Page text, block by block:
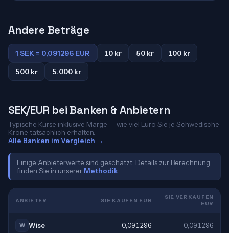
Andere Beträge
1 SEK = 0,091296 EUR 10 kr 50 kr
100 kr
500 kr
5.000 kr
SEK/EUR bei Banken & Anbietern
Typische Kurse inklusive Marge — wie viel Euro Sie je Schwedische
Krone tatsächlich erhalten.
Alle Banken im Vergleich →
Einige Anbieterwerte sind geschätzt. Details zur Berechnung
finden Sie in unserer Methodik
ANBIETER SIE KAUFEN EUR
SIE VERKAUFEN
EUR
W Wise 0,091296 0,091296